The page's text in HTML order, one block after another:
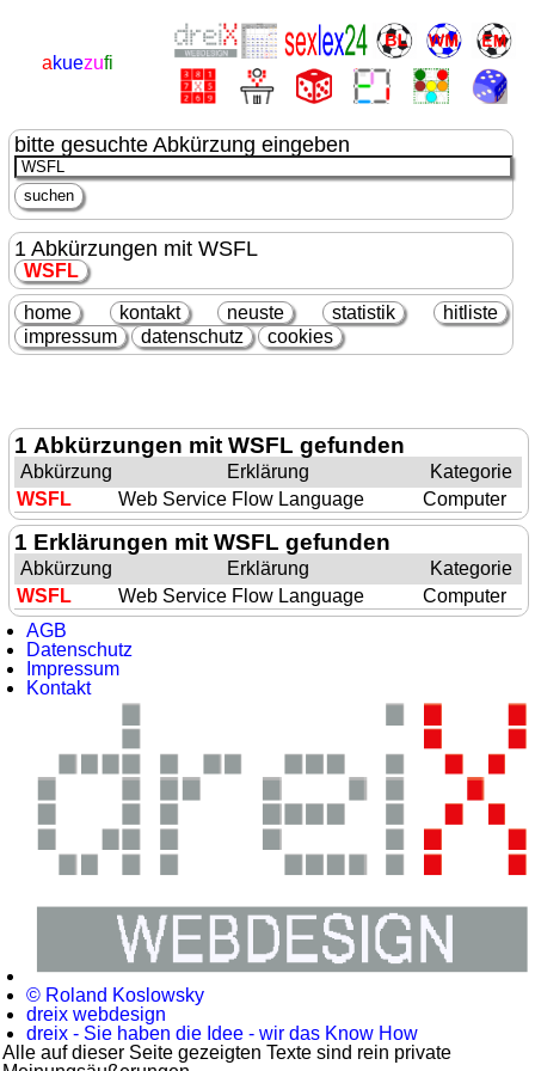
akuezufi
bitte gesuchte Abkürzung eingeben
1 Abkürzungen mit WSFL
WSFL
home kontakt neuste statistik
hitliste
impressum
datenschutz cookies
1 Abkürzungen mit WSFL gefunden
Abkürzung Erklärung
Kategorie
WSFL
Web Service Flow Language Computer
1 Erklärungen mit WSFL gefunden
Abkürzung Erklärung
Kategorie
WSFL
Web Service Flow Language
Computer
AGB
Datenschutz
Impressum
Kontakt
© Roland Koslowsky
dreix webdesign
dreix - Sie haben die Idee - wir das Know How
Alle auf dieser Seite gezeigten Texte sind rein private